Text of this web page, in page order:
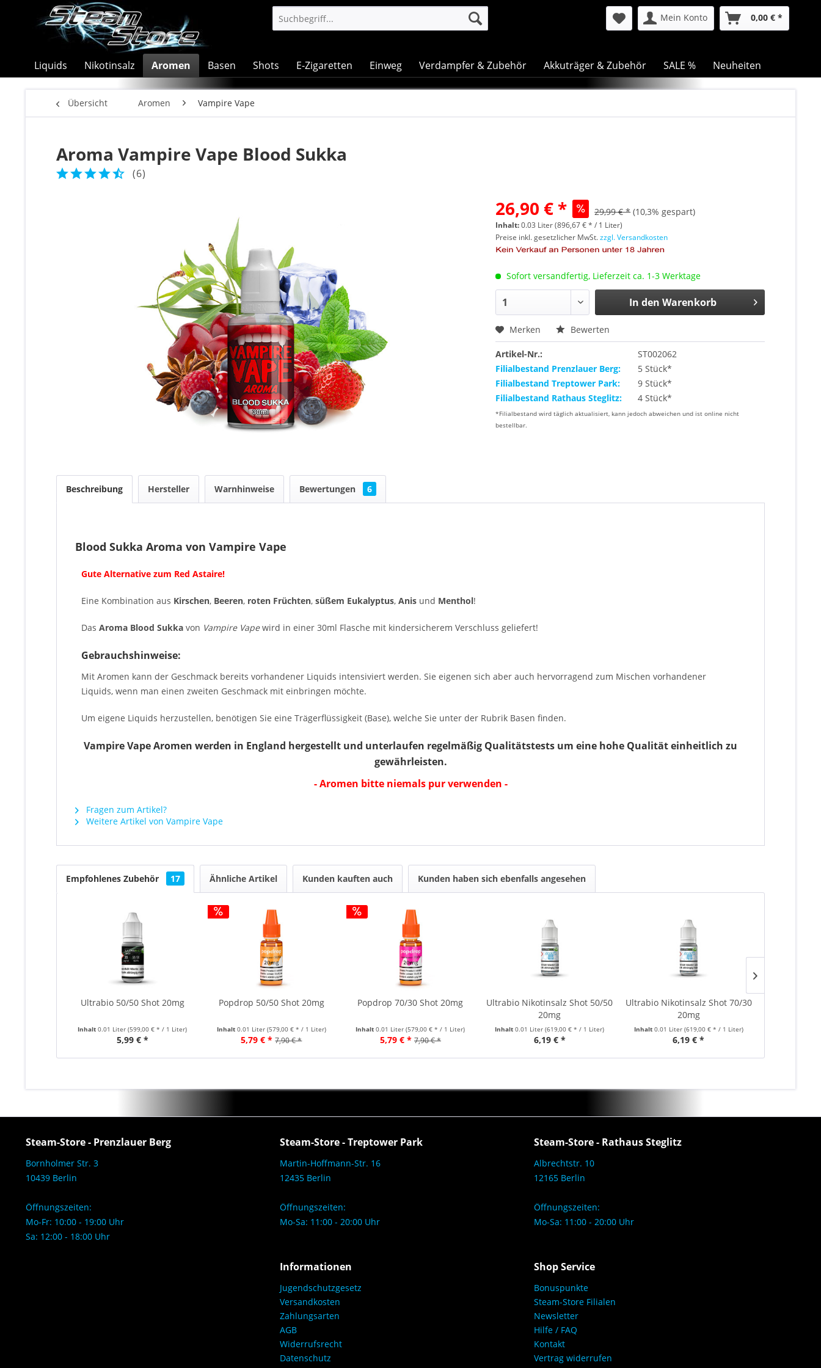
Mein Konto 0,00 € *
Liquids Nikotinsalz Aromen Basen Shots E-Zigaretten Einweg Verdampfer & Zubehör Akkuträger & Zubehör SALE % Neuheiten
Übersicht Aromen Vampire Vape
Aroma Vampire Vape Blood Sukka
(6)
26,90 € * 29,99 € * (10,3% gespart)
Inhalt:0.03 Liter (896,67 € * / 1 Liter)
Preise inkl. gesetzlicher MwSt.zzgl. Versandkosten
Sofort versandfertig, Lieferzeit ca. 1-3 Werktage
In den Warenkorb
Merken Bewerten
Artikel-Nr.:
ST002062
Filialbestand Prenzlauer Berg:
5 Stück*
Filialbestand Treptower Park:
9 Stück*
Filialbestand Rathaus Steglitz:
4 Stück*
*Filialbestand wird täglich aktualisiert, kann jedoch abweichen und ist online nicht
bestellbar.
Beschreibung Hersteller Warnhinweise Bewertungen 6
Blood Sukka Aroma von Vampire Vape
Gute Alternative zum Red Astaire!
Eine Kombination aus Kirschen, Beeren, roten Früchten, süßem Eukalyptus, Anis und Menthol!
Das Aroma Blood Sukka von Vampire Vapewird in einer 30ml Flasche mit kindersicherem Verschluss geliefert!
Gebrauchshinweise:
Mit Aromen kann der Geschmack bereits vorhandener Liquids intensiviert werden. Sie eigenen sich aber auch hervorragend zum Mischen vorhandener
Liquids, wenn man einen zweiten Geschmack mit einbringen möchte.
Um eigene Liquids herzustellen, benötigen Sie eine Trägerflüssigkeit (Base), welche Sie unter der Rubrik Basen finden.
Vampire Vape Aromen werden in England hergestellt und unterlaufen regelmäßig Qualitätstests um eine hohe Qualität einheitlich zu
gewährleisten.
- Aromen bitte niemals pur verwenden -
Fragen zum Artikel?
Weitere Artikel von Vampire Vape
Empfohlenes Zubehör 17 Ähnliche Artikel Kunden kauften auch Kunden haben sich ebenfalls angesehen
Ultrabio 50/50 Shot 20mg
Inhalt0.01 Liter(599,00 € * / 1 Liter)
5,99 € *
Popdrop 50/50 Shot 20mg
Inhalt 0.01 Liter (579,00 € * / 1 Liter)
5,79 € * 7,90 € *
Popdrop 70/30 Shot 20mg
Inhalt0.01 Liter(579,00 € * / 1 Liter)
5,79 € * 7,90 € *
Ultrabio Nikotinsalz Shot 50/50
20mg
Inhalt0.01 Liter(619,00 € * / 1 Liter)
6,19 € *
Ultrabio Nikotinsalz Shot 70/30
20mg
Inhalt 0.01 Liter (619,00 € * / 1 Liter)
6,19 € *
Steam-Store - Prenzlauer Berg
Bornholmer Str. 3
10439 Berlin
Öffnungszeiten:
Mo-Fr: 10:00 - 19:00 Uhr
Sa: 12:00 - 18:00 Uhr
Steam-Store - Treptower Park
Martin-Hoffmann-Str. 16
12435 Berlin
Öffnungszeiten:
Mo-Sa: 11:00 - 20:00 Uhr
Steam-Store - Rathaus Steglitz
Albrechtstr. 10
12165 Berlin
Öffnungszeiten:
Mo-Sa: 11:00 - 20:00 Uhr
Informationen
Jugendschutzgesetz
Versandkosten
Zahlungsarten
AGB
Widerrufsrecht
Datenschutz
Shop Service
Bonuspunkte
Steam-Store Filialen
Newsletter
Hilfe / FAQ
Kontakt
Vertrag widerrufen